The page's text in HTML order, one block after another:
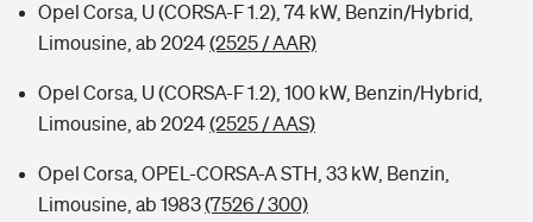
Opel Corsa, U (CORSA-F 1.2), 74 kW, Benzin/Hybrid,
Limousine, ab 2024(2525 / AAR)
Opel Corsa, U (CORSA-F 1.2), 100 kW, Benzin/Hybrid,
Limousine, ab 2024(2525 / AAS)
Opel Corsa, OPEL-CORSA-A STH, 33 kW, Benzin,
Limousine, ab 1983(7526 / 300)